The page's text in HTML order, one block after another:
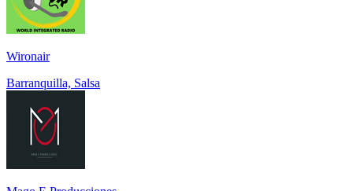
Wironair
Barranquilla, Salsa